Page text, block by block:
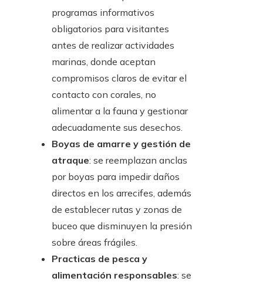
programas informativos
obligatorios para visitantes
antes de realizar actividades
marinas, donde aceptan
compromisos claros de evitar el
contacto con corales, no
alimentar a la fauna y gestionar
adecuadamente sus desechos.
Boyas de amarre y gestión de
atraque: se reemplazan anclas
por boyas para impedir daños
directos en los arrecifes, además
de establecer rutas y zonas de
buceo que disminuyen la presión
sobre áreas frágiles.
Practicas de pesca y
alimentación responsables: se